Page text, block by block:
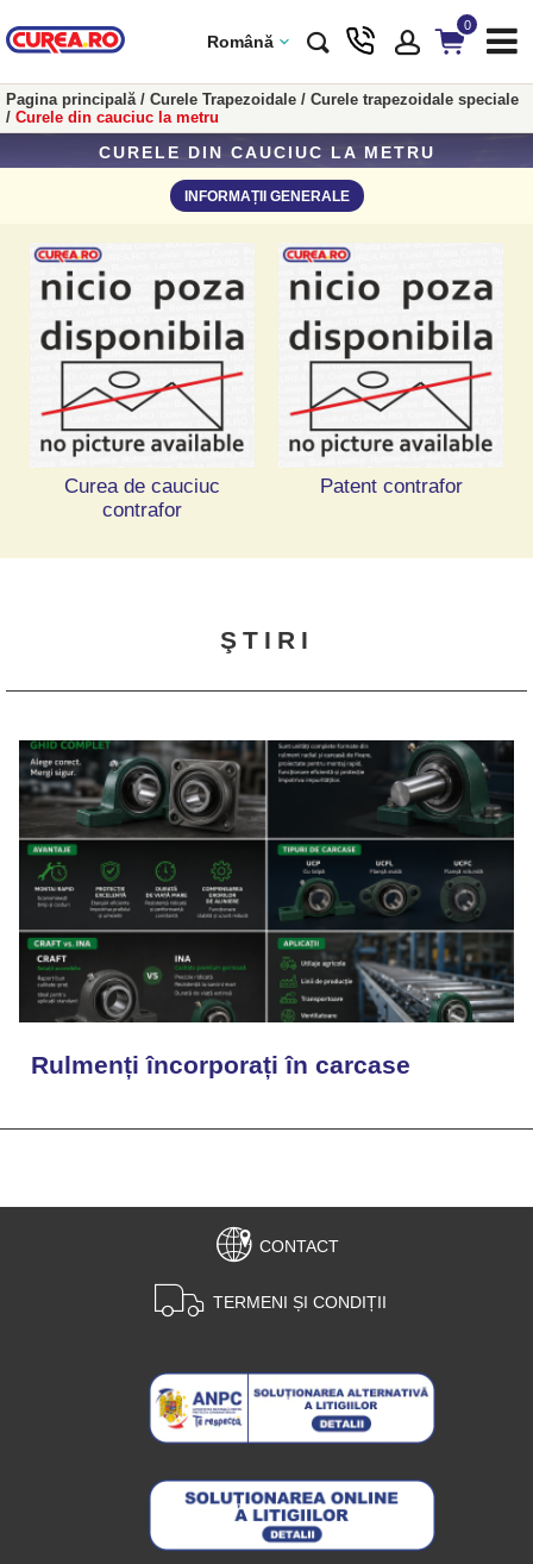
Română
0
Pagina principală/ Curele Trapezoidale / Curele trapezoidale speciale
/ Curele din cauciuc la metru
CURELE DIN CAUCIUC LA METRU
INFORMAȚII GENERALE
Curea de cauciuc
contrafor
Patent contrafor
ŞTIRI
Rulmenți încorporați în carcase
CONTACT
TERMENI ȘI CONDIȚII